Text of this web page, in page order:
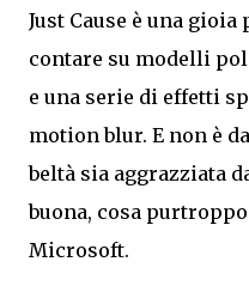
Just Cause è una
contare su modelli
e una serie di effetti
motion blur. E non è
beltà sia aggrazziata
buona, cosa
Microsoft.